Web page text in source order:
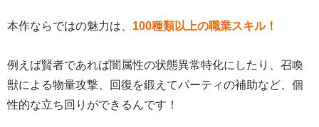
本作ならではの魅力は、 100種類以上の職業スキル！
例えば賢者であれば闇属性の状態異常特化にしたり、召喚
獣による物量攻撃、回復を鍛えてパーティの補助など、個
性的な立ち回りができるんです！